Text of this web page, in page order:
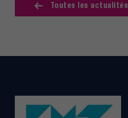
Toutes les actualités